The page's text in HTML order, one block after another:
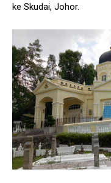
ke Skudai, Johor.